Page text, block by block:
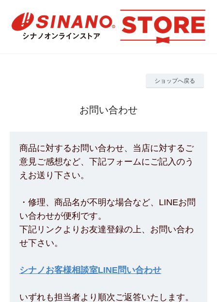
ショップへ戻る
お問い合わせ
商品に対するお問い合わせ、当店に対するご
意見ご感想など、下記フォームにご記入のう
えお送り下さい。
・修理、商品名が不明な場合など、LINEお問
い合わせが便利です。
下記リンクよりお友達登録の上、お問い合わ
せ下さい。
シナノお客様相談室LINE問い合わせ
いずれも担当者より順次ご返答いたします。